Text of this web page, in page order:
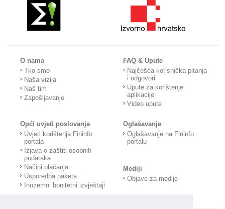
O nama
Tko smo
Naša vizija
Naš tim
Zapošljavanje
FAQ & Upute
Najčešća korisnička pitanja
i odgovori
Upute za korištenje
aplikacije
Video upute
Opći uvjeti poslovanja
Uvjeti korištenja Fininfo
portala
Izjava o zaštiti osobnih
podataka
Načini plaćanja
Usporedba paketa
Inozemni bonitetni izvještaji
Oglašavanje
Oglašavanje na Fininfo
portalu
Mediji
Objave za medije